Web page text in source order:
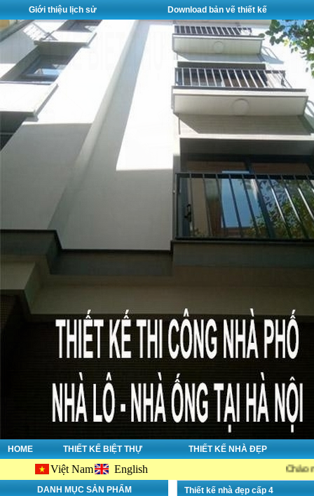
Giới thiệu lịch sử Download bản vẽ thiết kế
HOME THIẾT KẾ BIỆT THỰ THIẾT KẾ NHÀ ĐẸP
Việt Nam English Chào mừng
DANH MỤC SẢN PHẨM Thiết kế nhà đẹp cấp 4